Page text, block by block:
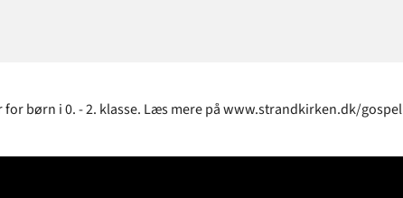
børn i 0. - 2. klasse. Læs mere på www.strandkirken.dk/gospel